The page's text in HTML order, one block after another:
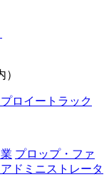
ロイートラック
プロップ・ファ
ドミニストレータ